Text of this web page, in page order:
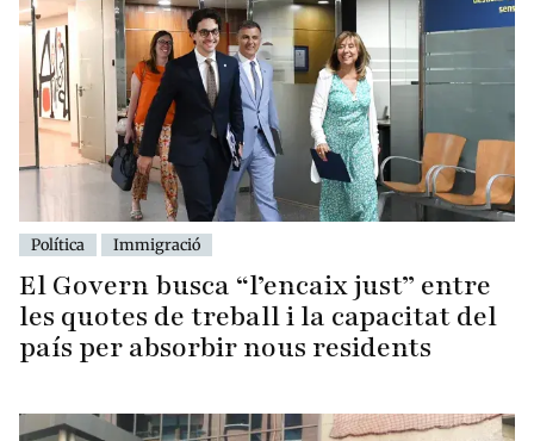
Política Immigració
El Govern busca “l’encaix just” entre
les quotes de treball i la capacitat del
país per absorbir nous residents